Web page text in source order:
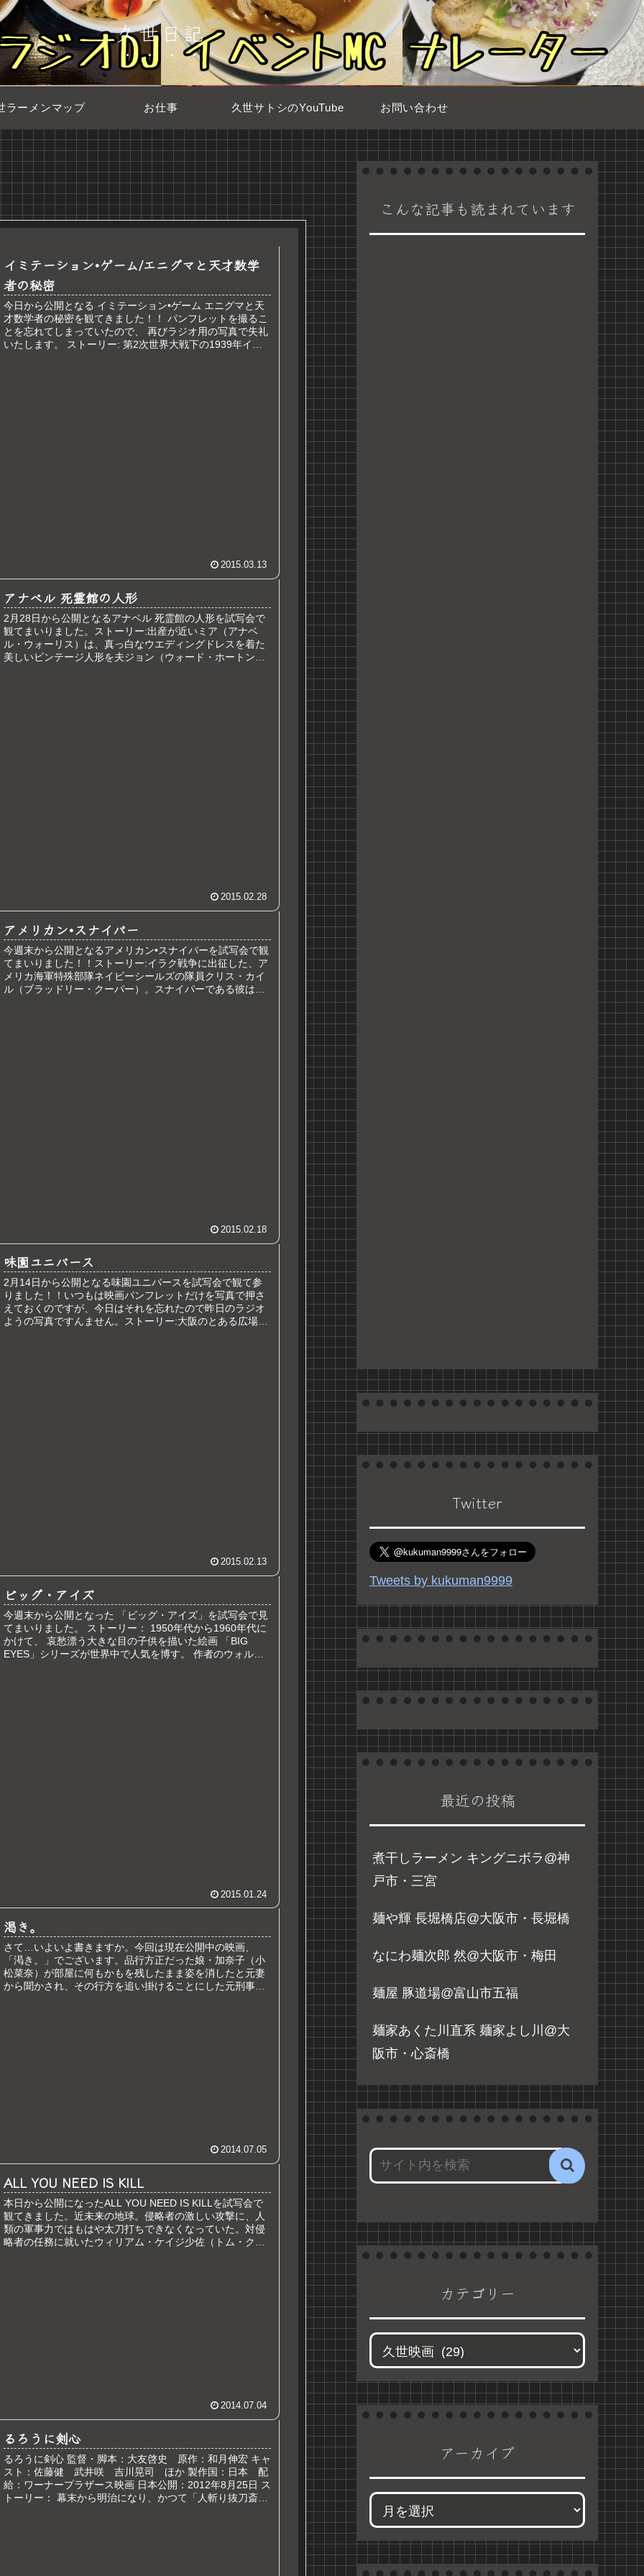
久世日記
ラーメンマップ お仕事 久世サトシのYouTube お問い合わせ
イミテーション•ゲーム/エニグマと天才数学
者の秘密
今日から公開となる イミテーション•ゲーム エニグマと天
才数学者の秘密を観てきました！！ パンフレットを撮るこ
とを忘れてしまっていたので、 再びラジオ用の写真で失礼
いたします。 ストーリー: 第2次世界大戦下の1939年イギ
2015.03.13
アナベル 死霊館の人形
2月28日から公開となるアナベル 死霊館の人形を試写会で
観てまいりました。ストーリー:出産が近いミア（アナベ
ル・ウォーリス）は、真っ白なウエディングドレスを着た
美しいビンテージ人形を夫ジョン（ウォード・ホートン）
2015.02.28
アメリカン•スナイパー
今週末から公開となるアメリカン•スナイパーを試写会で観
てまいりました！！ストーリー:イラク戦争に出征した、ア
メリカ海軍特殊部隊ネイビーシールズの隊員クリス・カイ
ル（ブラッドリー・クーパー）。スナイパーである彼は、
2015.02.18
味園ユニバース
2月14日から公開となる味園ユニバースを試写会で観て参
りました！！いつもは映画パンフレットだけを写真で押さ
えておくのですが、今日はそれを忘れたので昨日のラジオ
ようの写真ですんません。ストーリー:大阪のとある広場で
2015.02.13
ビッグ・アイズ
今週末から公開となった 「ビッグ・アイズ」を試写会で見
てまいりました。 ストーリー： 1950年代から1960年代に
かけて、 哀愁漂う大きな目の子供を描いた絵画 「BIG
EYES」シリーズが世界中で人気を博す。 作者のウォルタ
2015.01.24
渇き。
さて…いよいよ書きますか。今回は現在公開中の映画、
「渇き。」でございます。品行方正だった娘・加奈子（小
松菜奈）が部屋に何もかもを残したまま姿を消したと元妻
から聞かされ、その行方を追い掛けることにした元刑事で
2014.07.05
ALL YOU NEED IS KILL
本日から公開になったALL YOU NEED IS KILLを試写会で
観てきました。近未来の地球。侵略者の激しい攻撃に、人
類の軍事力ではもはや太刀打ちできなくなっていた。対侵
略者の任務に就いたウィリアム・ケイジ少佐（トム・クル
2014.07.04
るろうに剣心
るろうに剣心 監督・脚本：大友啓史 原作：和月伸宏 キャ
スト：佐藤健 武井咲 吉川晃司 ほか 製作国：日本 配
給：ワーナープラザース映画 日本公開：2012年8月25日 ス
トーリー： 幕末から明治になり、かつて「人斬り抜刀斎」
こんな記事も読まれています
Twitter
Tweets by kukuman9999
最近の投稿
煮干しラーメン キングニボラ@神
戸市・三宮
麺や輝 長堀橋店@大阪市・長堀橋
なにわ麺次郎 然@大阪市・梅田
麺屋 豚道場@富山市五福
麺家あくた川直系 麺家よし川@大
阪市・心斎橋
カテゴリー
アーカイブ